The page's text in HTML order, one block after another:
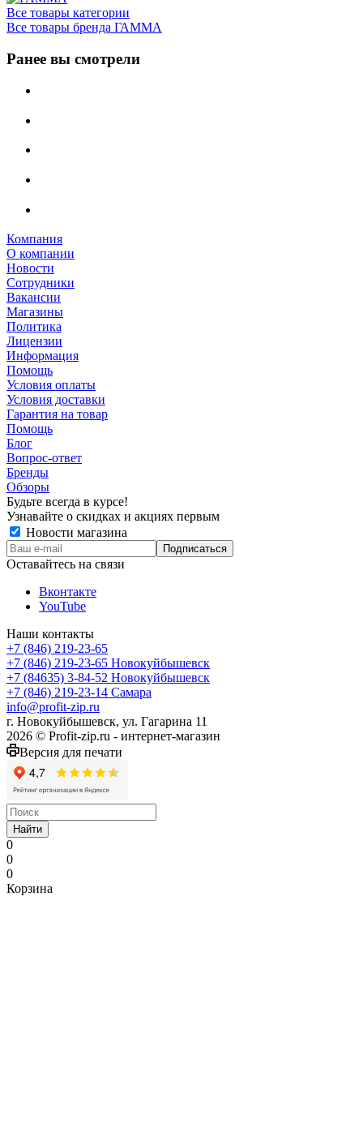
Все товары категории
Все товары бренда ГАММА
Ранее вы смотрели
Компания
О компании
Новости
Сотрудники
Вакансии
Магазины
Политика
Лицензии
Информация
Помощь
Условия оплаты
Условия доставки
Гарантия на товар
Помощь
Блог
Вопрос-ответ
Бренды
Обзоры
Будьте всегда в курсе!
Узнавайте о скидках и акциях первым
Новости магазина
Оставайтесь на связи
Вконтакте
YouTube
Наши контакты
+7 (846) 219-23-65
+7 (846) 219-23-65 Новокуйбышевск
+7 (84635) 3-84-52 Новокуйбышевск
+7 (846) 219-23-14 Самара
info@profit-zip.ru
г. Новокуйбышевск, ул. Гагарина 11
2026 © Profit-zip.ru - интернет-магазин
Версия для печати
Найти
0
0
0
Корзина